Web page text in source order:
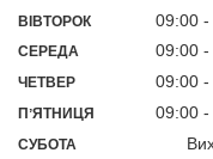
ВІВТОРОК 09:00
СЕРЕДА 09:00
ЧЕТВЕР 09:00
ПʼЯТНИЦЯ 09:00
СУБОТА